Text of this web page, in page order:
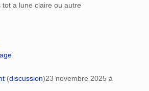
a lune claire ou autre
(discussion)23 novembre 2025 à